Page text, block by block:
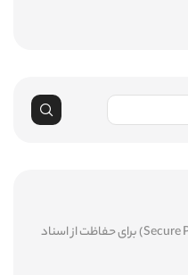
ترفندها و راهکارهای پرینت امن (Secure Print) برای حفاظت از اسناد